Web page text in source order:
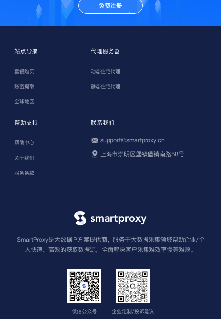
免费注册
站点导航
套餐购买
账密提取
全球地区
代理服务器
动态住宅代理
静态住宅代理
帮助支持
帮助中心
关于我们
服务条款
联系我们
support@smartproxy.cn
上海市崇明区堡镇堡镇南路58号
SmartProxy是大数据IP方案提供商，服务于大数据采集领域帮助企业/个
人快速、高效的获取数据源，全面解决客户采集难效率慢等难题。
微信公众号 企业定制/投诉建议